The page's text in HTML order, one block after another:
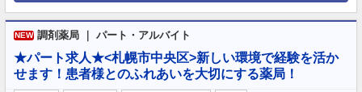
NEW 調剤薬局 ｜ パート・アルバイト
★パート求人★<札幌市中央区>新しい環境で経験を活か
せます！患者様とのふれあいを大切にする薬局！